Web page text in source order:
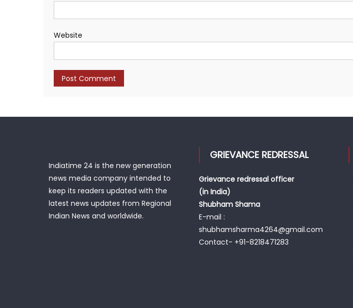
Website
Indiatime 24 is the new generation
news media company intended to
keep its readers updated with the
latest news updates from Regional
Indian News and worldwide.
GRIEVANCE REDRESSAL
Grievance redressal officer
(in India)
Shubham Shama
E-mail :
shubhamsharma4264@gmail.com
Contact- +91-8218471283